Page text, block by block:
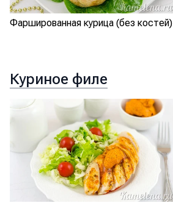
Фаршированная курица (без костей)
Куриное филе